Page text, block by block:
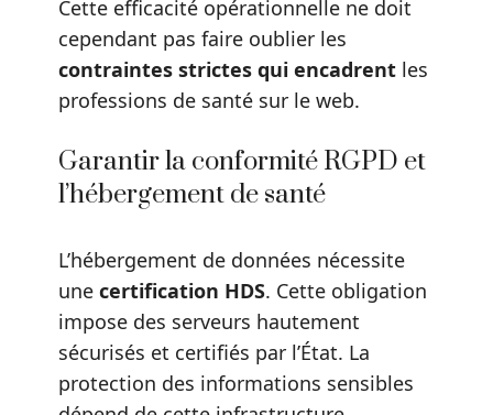
Cette efficacité opérationnelle ne doit
cependant pas faire oublier les
contraintes strictes qui encadrentles
professions de santé sur le web.
Garantir la conformité RGPD et
l’hébergement de santé
L’hébergement de données nécessite
une certification HDS. Cette obligation
impose des serveurs hautement
sécurisés et certifiés par l’État. La
protection des informations sensibles